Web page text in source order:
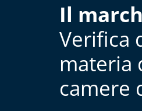
Il
Verifica
materia
camere